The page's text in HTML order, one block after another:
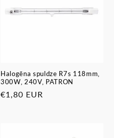
Halogēna spuldze R7s 118mm,
300W, 240V, PATRON
Parastā
€1,80 EUR